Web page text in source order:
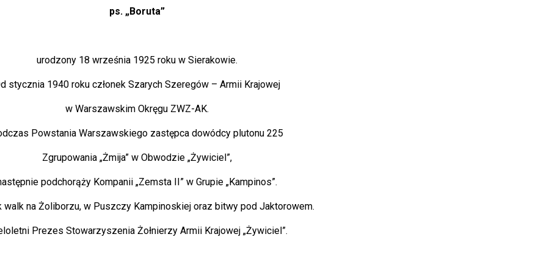
ps. „Boruta”
urodzony 18 września 1925 roku w Sierakowie.
stycznia 1940 roku członek Szarych Szeregów – Armii Krajowej
w Warszawskim Okręgu ZWZ-AK.
Powstania Warszawskiego zastępca dowódcy plutonu 225
Zgrupowania „Żmija” w Obwodzie „Żywiciel”,
podchorąży Kompanii „Zemsta II” w Grupie „Kampinos”.
walk na Żoliborzu, w Puszczy Kampinoskiej oraz bitwy pod Jaktorowem.
Prezes Stowarzyszenia Żołnierzy Armii Krajowej „Żywiciel”.